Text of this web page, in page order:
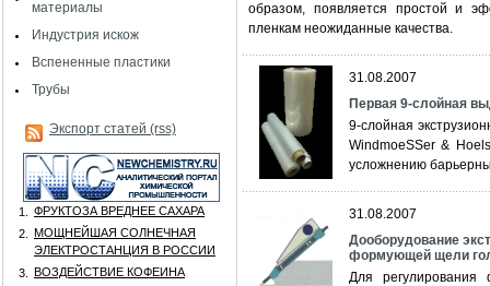
материалы
Индустрия искож
Вспененные пластики
Трубы
Экспорт статей (rss)
1.
ФРУКТОЗА ВРЕДНЕЕ САХАРА
2.
МОЩНЕЙШАЯ СОЛНЕЧНАЯ
ЭЛЕКТРОСТАНЦИЯ В РОССИИ
3.
ВОЗДЕЙСТВИЕ КОФЕИНА
образом, появляется простой и
пленкам неожиданные качества.
31.08.2007
Первая 9-слойная
9-слойная
WindmoeSSer &
усложнению
31.08.2007
Дооборудование
формующей щели
Для регулирования